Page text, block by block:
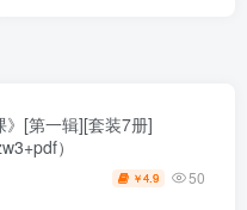
》[第一辑][套装7册]
）
￥4.9 50